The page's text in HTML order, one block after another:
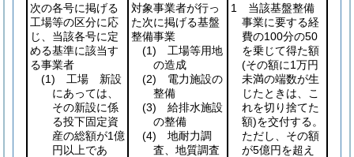
次の各号に掲げる
工場等の区分に応
じ、当該各号に定
める基準に該当す
る事業者
(1) 工場 新設
にあっては、
その新設に係
る投下固定資
産の総額が1億
円以上であ
対象事業者が行っ
た次に掲げる基盤
整備事業
(1) 工場等用地
の造成
(2) 電力施設の
整備
(3) 給排水施設
の整備
(4) 地耐力調
査、地質調査
1 当該基盤整備
事業に要する経
費の100分の50
を乗じて得た額
(その額に1万円
未満の端数が生
じたときは、こ
れを切り捨てた
額)を交付する。
ただし、その額
が5億円を超え